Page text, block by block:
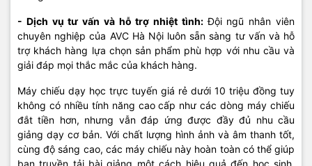
- Dịch vụ tư vấn và hỗ trợ nhiệt tình:Đội ngũ nhân viên
chuyên nghiệp của AVC Hà Nội luôn sẵn sàng tư vấn và hỗ
trợ khách hàng lựa chọn sản phẩm phù hợp với nhu cầu và
giải đáp mọi thắc mắc của khách hàng.
Máy chiếu dạy học trực tuyến giá rẻ dưới 10 triệu đồng tuy
không có nhiều tính năng cao cấp như các dòng máy chiếu
đắt tiền hơn, nhưng vẫn đáp ứng được đầy đủ nhu cầu
giảng dạy cơ bản. Với chất lượng hình ảnh và âm thanh tốt,
cùng độ sáng cao, các máy chiếu này hoàn toàn có thể giúp
bạn truyền tải bài giảng một cách hiệu quả đến học sinh.